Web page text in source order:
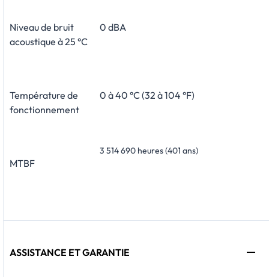
Niveau de bruit
acoustique à 25 °C
0 dBA
Température de
fonctionnement
0 à 40 °C (32 à 104 °F)
MTBF
3 514 690 heures (401 ans)
ASSISTANCE ET GARANTIE